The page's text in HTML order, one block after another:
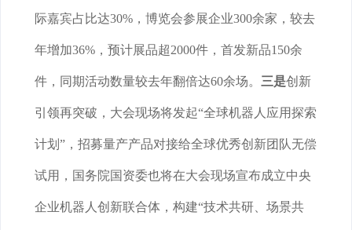
际嘉宾占比达30%，博览会参展企业300余家，较去
年增加36%，预计展品超2000件，首发新品150余
件，同期活动数量较去年翻倍达60余场。 三是创新
引领再突破，大会现场将发起“全球机器人应用探索
计划”，招募量产产品对接给全球优秀创新团队无偿
试用，国务院国资委也将在大会现场宣布成立中央
企业机器人创新联合体，构建“技术共研、场景共